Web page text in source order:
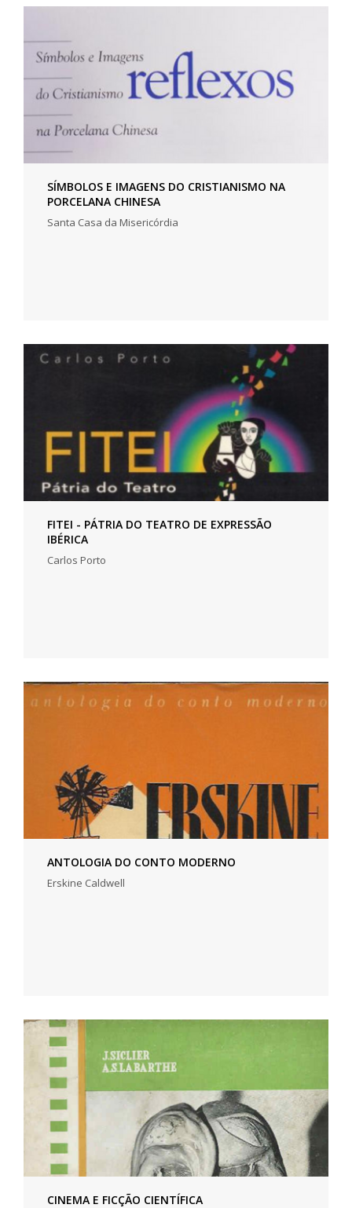
SÍMBOLOS E IMAGENS DO CRISTIANISMO NA
PORCELANA CHINESA
Santa Casa da Misericórdia
FITEI - PÁTRIA DO TEATRO DE EXPRESSÃO
IBÉRICA
Carlos Porto
ANTOLOGIA DO CONTO MODERNO
Erskine Caldwell
CINEMA E FICÇÃO CIENTÍFICA